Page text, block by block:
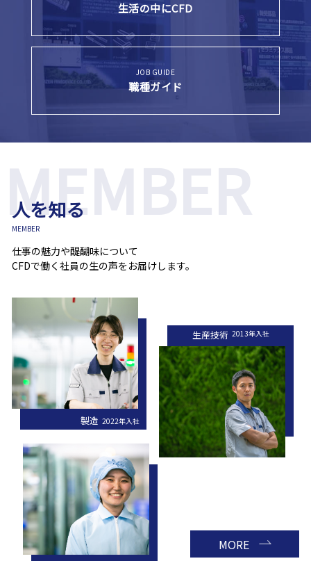
生活の中にCFD
JOB GUIDE
職種ガイド
人を知る
MEMBER
仕事の魅力や醍醐味について
CFDで働く社員の生の声をお届けします。
製造 2022年入社
生産技術 2013年入社
MORE